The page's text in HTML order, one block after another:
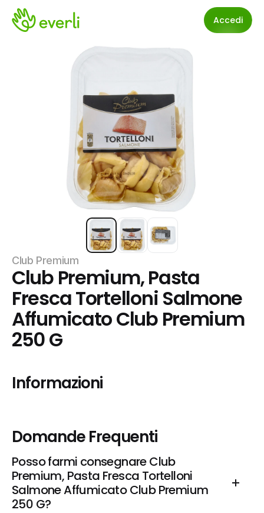
Accedi
Club Premium
Club Premium, Pasta
Fresca Tortelloni Salmone
Affumicato Club Premium
250 G
Informazioni
Domande Frequenti
Posso farmi consegnare Club
Premium, Pasta Fresca Tortelloni
Salmone Affumicato Club Premium
250 G?